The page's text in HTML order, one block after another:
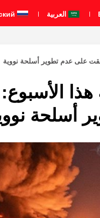
العربية
على عدم تطوير أسلحة نووية
الأسبوع:
أسلحة